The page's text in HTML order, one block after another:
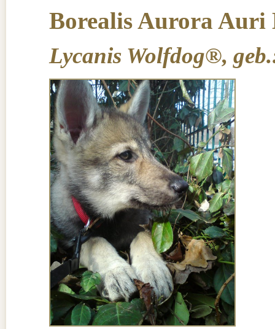
Borealis Aurora Auri
Lycanis Wolfdog®,